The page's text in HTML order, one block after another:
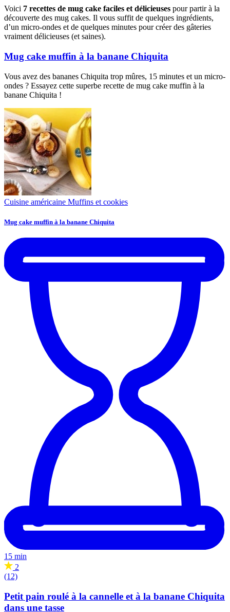
Voici 7 recettes de mug cake faciles et délicieuses pour partir à la
découverte des mug cakes. Il vous suffit de quelques ingrédients,
d’un micro-ondes et de quelques minutes pour créer des gâteries
vraiment délicieuses (et saines).
Mug cake muffin à la banane Chiquita
Vous avez des bananes Chiquita trop mûres, 15 minutes et un micro-
ondes ? Essayez cette superbe recette de mug cake muffin à la
banane Chiquita !
Cuisine américaine Muffins et cookies
Mug cake muffin à la banane Chiquita
15 min
2
(12)
Petit pain roulé à la cannelle et à la banane Chiquita
dans une tasse